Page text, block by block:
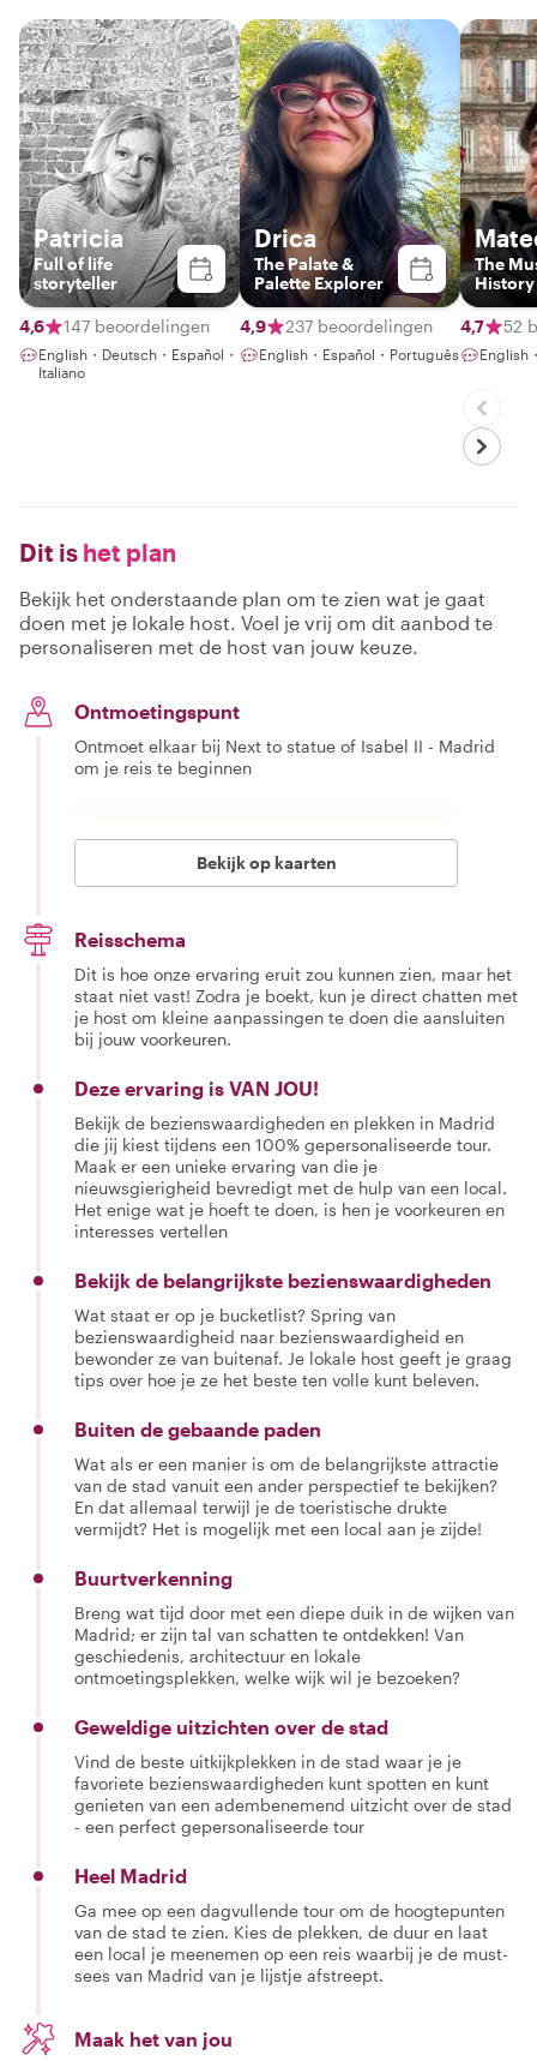
Patricia
Full of life
storyteller
4,6 147 beoordelingen
English・Deutsch・Español・
Italiano
Drica
The Palate &
Palette Explorer
4,9 237 beoordelingen
English・Español・Português
The
4,7 52
English
Dit is het plan
Bekijk het onderstaande plan om te zien wat je gaat
doen met je lokale host. Voel je vrij om dit aanbod te
personaliseren met de host van jouw keuze.
Ontmoetingspunt
Ontmoet elkaar bij Next to statue of Isabel II - Madrid
om je reis te beginnen
Bekijk op kaarten
Reisschema
Dit is hoe onze ervaring eruit zou kunnen zien, maar het
staat niet vast! Zodra je boekt, kun je direct chatten met
je host om kleine aanpassingen te doen die aansluiten
bij jouw voorkeuren.
Deze ervaring is VAN JOU!
Bekijk de bezienswaardigheden en plekken in Madrid
die jij kiest tijdens een 100% gepersonaliseerde tour.
Maak er een unieke ervaring van die je
nieuwsgierigheid bevredigt met de hulp van een local.
Het enige wat je hoeft te doen, is hen je voorkeuren en
interesses vertellen
Bekijk de belangrijkste bezienswaardigheden
Wat staat er op je bucketlist? Spring van
bezienswaardigheid naar bezienswaardigheid en
bewonder ze van buitenaf. Je lokale host geeft je graag
tips over hoe je ze het beste ten volle kunt beleven.
Buiten de gebaande paden
Wat als er een manier is om de belangrijkste attractie
van de stad vanuit een ander perspectief te bekijken?
En dat allemaal terwijl je de toeristische drukte
vermijdt? Het is mogelijk met een local aan je zijde!
Buurtverkenning
Breng wat tijd door met een diepe duik in de wijken van
Madrid; er zijn tal van schatten te ontdekken! Van
geschiedenis, architectuur en lokale
ontmoetingsplekken, welke wijk wil je bezoeken?
Geweldige uitzichten over de stad
Vind de beste uitkijkplekken in de stad waar je je
favoriete bezienswaardigheden kunt spotten en kunt
genieten van een adembenemend uitzicht over de stad
- een perfect gepersonaliseerde tour
Heel Madrid
Ga mee op een dagvullende tour om de hoogtepunten
van de stad te zien. Kies de plekken, de duur en laat
een local je meenemen op een reis waarbij je de must-
sees van Madrid van je lijstje afstreept.
Maak het van jou